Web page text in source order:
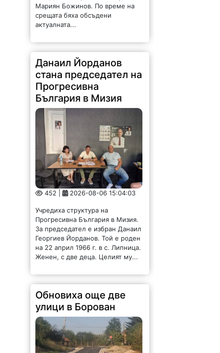
Данаил Йорданов
стана председател на
Прогресивна
България в Мизия
452 | 2026-08-06 15:04:03
Учредиха структура на
Прогресивна България в Мизия.
За председател е избран Данаил
Георгиев Йорданов. Той е роден
на 22 април 1966 г. в с. Липница.
Обновиха още две
улици в Борован